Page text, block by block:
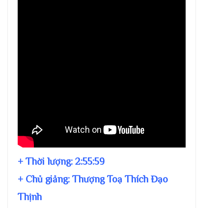
+ Thời lượng: 2:55:59
+ Chủ giảng: Thượng Toạ Thích Đạo
Thịnh